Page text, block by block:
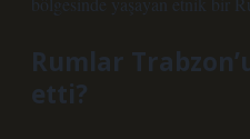
Rumlar
etti?